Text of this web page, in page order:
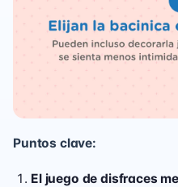
Puntos clave:
El juego de disfraces